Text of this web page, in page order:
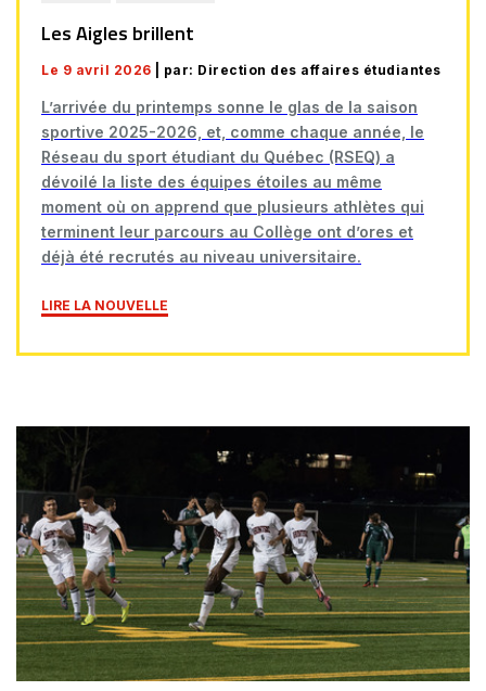
Les Aigles brillent
Le 9 avril 2026 | par: Direction des affaires étudiantes
L’arrivée du printemps sonne le glas de la saison
sportive 2025-2026, et, comme chaque année, le
Réseau du sport étudiant du Québec (RSEQ) a
dévoilé la liste des équipes étoiles au même
moment où on apprend que plusieurs athlètes qui
terminent leur parcours au Collège ont d’ores et
déjà été recrutés au niveau universitaire.
LIRE LA NOUVELLE